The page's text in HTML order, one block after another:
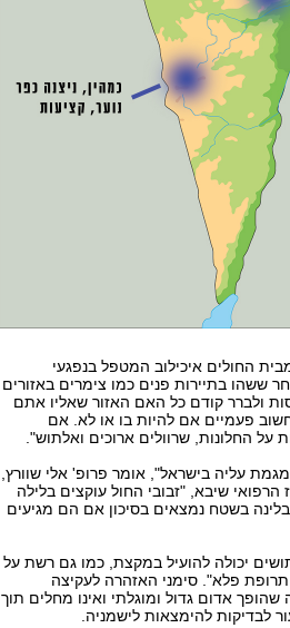
החולים איכילוב המטפל בנפגעי
ששהו בתיירות פנים כמו צימרים באזורים
ולברר קודם כל האם האזור שאליו אתם
פעמיים אם להיות בו או לא. אם
על החלונות, שרוולים ארוכים ואלתוש".
עליה בישראל", אומר פרופ' אלי שוורץ,
שיבא, "זבובי החול עוקצים בלילה
בשטח נמצאים בסיכון אם הם מגיעים
יכולה להועיל במקצת, כמו גם רשת על
תרופת פלא". סימני האזהרה לעקיצה
אדום גדול ומוגלתי ואינו מחלים תוך
לבדיקות להימצאות לישמניה.